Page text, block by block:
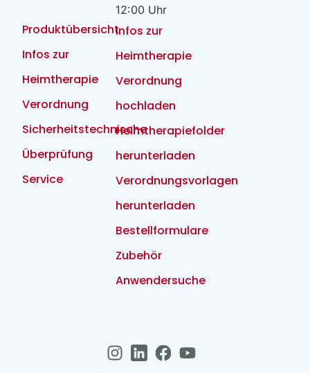
Produktübersicht
Infos zur
Heimtherapie
Verordnung
Sicherheitstechnische
Überprüfung
Service
12:00 Uhr
Infos zur
Heimtherapie
Verordnung
hochladen
Heimtherapiefolder
herunterladen
Verordnungsvorlagen
herunterladen
Bestellformulare
Zubehör
Anwendersuche